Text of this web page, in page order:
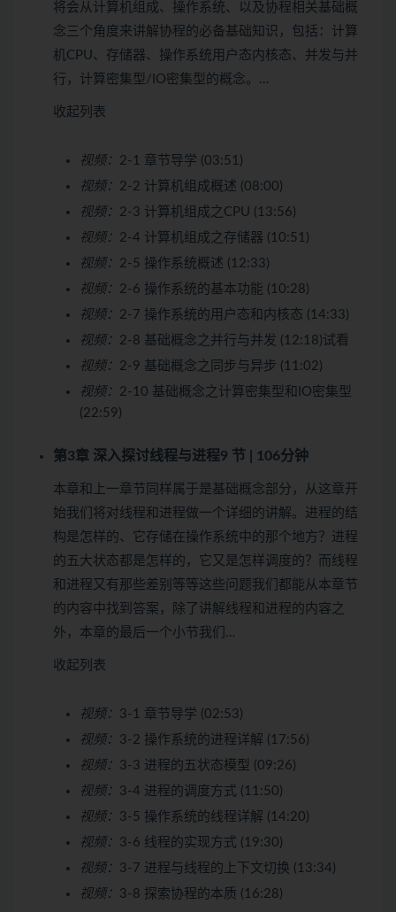
将会从计算机组成、操作系统、以及协程相关基础概
念三个角度来讲解协程的必备基础知识，包括：计算
机CPU、存储器、操作系统用户态内核态、并发与并
行，计算密集型/IO密集型的概念。…
收起列表
视频： 2-1 章节导学 (03:51)
视频： 2-2 计算机组成概述 (08:00)
视频： 2-3 计算机组成之CPU (13:56)
视频： 2-4 计算机组成之存储器 (10:51)
视频： 2-5 操作系统概述 (12:33)
视频： 2-6 操作系统的基本功能 (10:28)
视频： 2-7 操作系统的用户态和内核态 (14:33)
视频： 2-8 基础概念之并行与并发 (12:18)试看
视频： 2-9 基础概念之同步与异步 (11:02)
视频： 2-10 基础概念之计算密集型和IO密集型
(22:59)
第3章 深入探讨线程与进程9 节 | 106分钟
本章和上一章节同样属于是基础概念部分，从这章开
始我们将对线程和进程做一个详细的讲解。进程的结
构是怎样的、它存储在操作系统中的那个地方？进程
的五大状态都是怎样的，它又是怎样调度的？而线程
和进程又有那些差别等等这些问题我们都能从本章节
的内容中找到答案，除了讲解线程和进程的内容之
外，本章的最后一个小节我们…
收起列表
视频： 3-1 章节导学 (02:53)
视频： 3-2 操作系统的进程详解 (17:56)
视频： 3-3 进程的五状态模型 (09:26)
视频： 3-4 进程的调度方式 (11:50)
视频： 3-5 操作系统的线程详解 (14:20)
视频： 3-6 线程的实现方式 (19:30)
视频： 3-7 进程与线程的上下文切换 (13:34)
视频： 3-8 探索协程的本质 (16:28)